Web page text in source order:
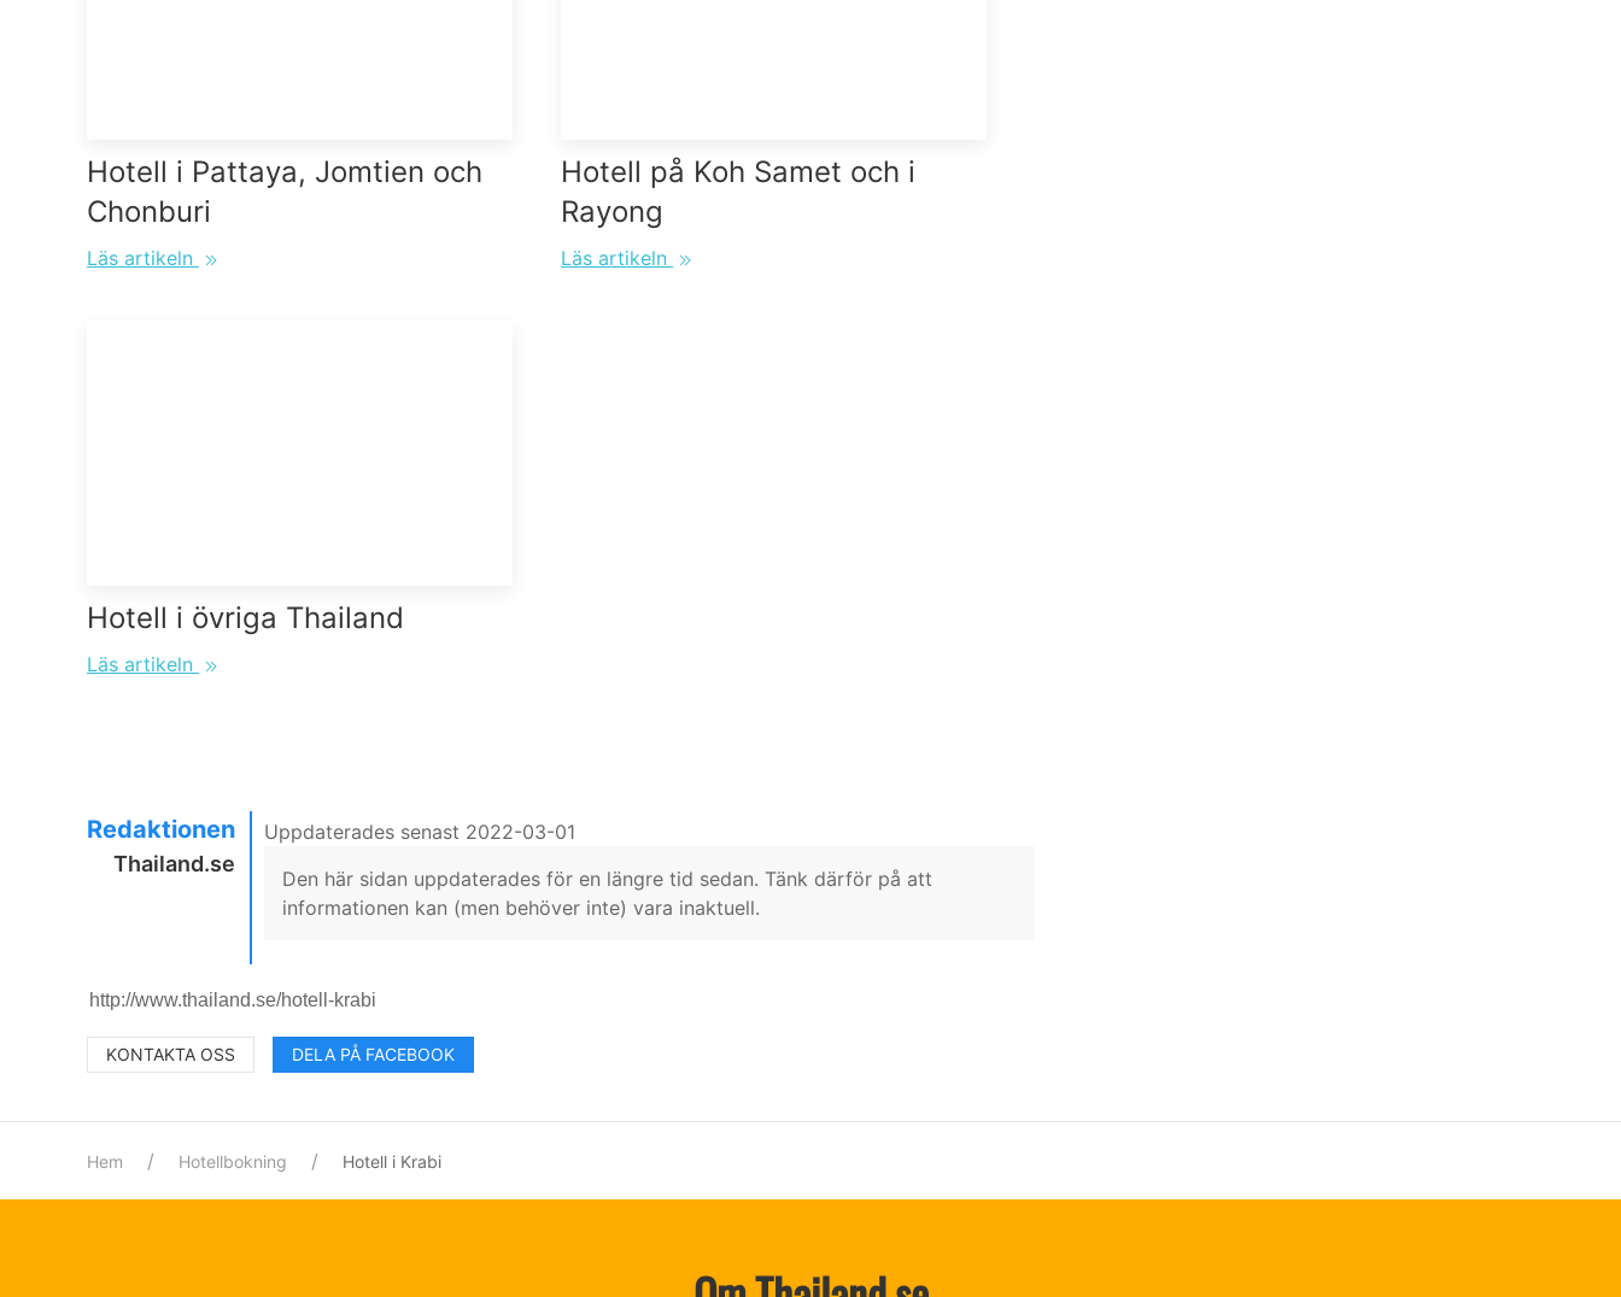
Hotell i Pattaya, Jomtien och
Chonburi
Läs artikeln
Hotell på Koh Samet och i
Rayong
Läs artikeln
Hotell i övriga Thailand
Läs artikeln
Redaktionen
Thailand.se
Uppdaterades senast 2022-03-01
Den här sidan uppdaterades för en längre tid sedan. Tänk därför på att
informationen kan (men behöver inte) vara inaktuell.
KONTAKTA OSS DELA PÅ FACEBOOK
Hem Hotellbokning Hotell i Krabi